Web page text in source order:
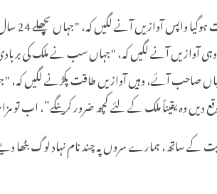
پھر
آوازیں آنے لگیں کہ، "جہاں سب نے ملک کی
صاحب آئے، وہیں آوازیں طاقت پکڑنے لگیں
وہ یقیناً ملک کے لئے کچھ ضرور کرینگے”، اب تو
ہے جمہوریت کے ساتھ، ہمارے سروں پہ چند نام